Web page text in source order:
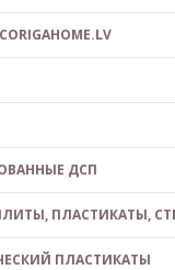
ДСП
ПЛАСТИКАТЫ,
ПЛАСТИКАТЫ